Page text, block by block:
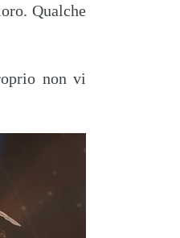
Qualche
non vi